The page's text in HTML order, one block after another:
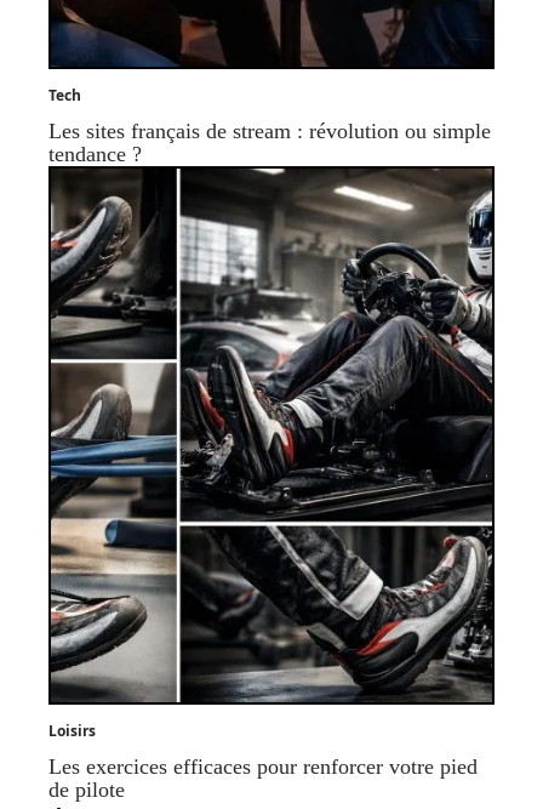
Tech
Les sites français de stream : révolution ou simple
tendance ?
Loisirs
Les exercices efficaces pour renforcer votre pied
de pilote